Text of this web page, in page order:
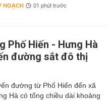
HOẠCH 01 phút trước
Phố Hiến - Hưng Hà
đường sắt đô thị
đường từ Phố Hiến đến xã
Hà có tổng chiều dài khoảng